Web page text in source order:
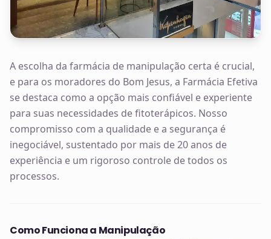
A escolha da farmácia de manipulação certa é crucial,
e para os moradores do Bom Jesus, a Farmácia Efetiva
se destaca como a opção mais confiável e experiente
para suas necessidades de fitoterápicos. Nosso
compromisso com a qualidade e a segurança é
inegociável, sustentado por mais de 20 anos de
experiência e um rigoroso controle de todos os
processos.
Como Funciona a Manipulação